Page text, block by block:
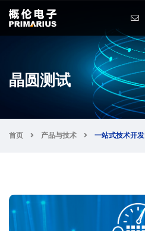
晶圆测试
首页 产品与技术 一站式技术开发